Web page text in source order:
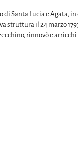
di Santa Lucia e Agata,
struttura il 24 marzo
rinnovò e arricchì